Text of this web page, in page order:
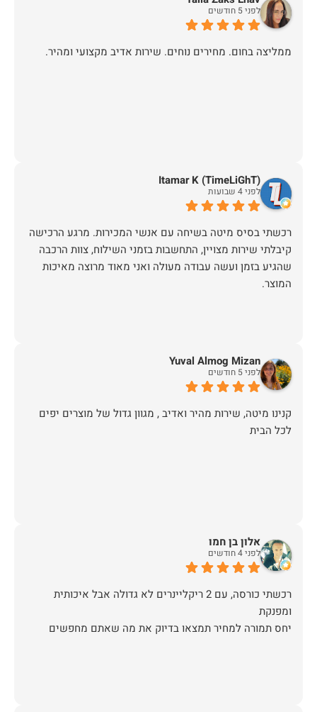
לפני 5 חודשים
ממליצה בחום. מחירים נוחים. שירות אדיב מקצועי ומהיר.
Itamar K (TimeLiGhT)
לפני 4 שבועות
רכשתי בסיס מיטה בשיחה עם אנשי המכירות. מרגע הרכישה
קיבלתי שירות מצויין, התחשבות בזמני השילוח, צוות הרכבה
שהגיע בזמן ועשה עבודה מעולה ואני מאוד מרוצה מאיכות
המוצר.
Yuval Almog Mizan
לפני 5 חודשים
קנינו מיטה, שירות מהיר ואדיב , מגוון גדול של מוצרים יפים
לכל הבית
אלון בן חמו
לפני 4 חודשים
רכשתי כורסה, עם 2 ריקליינרים לא גדולה אבל איכותית
יחס תמורה למחיר תמצאו בדיוק את מה שאתם מחפשים